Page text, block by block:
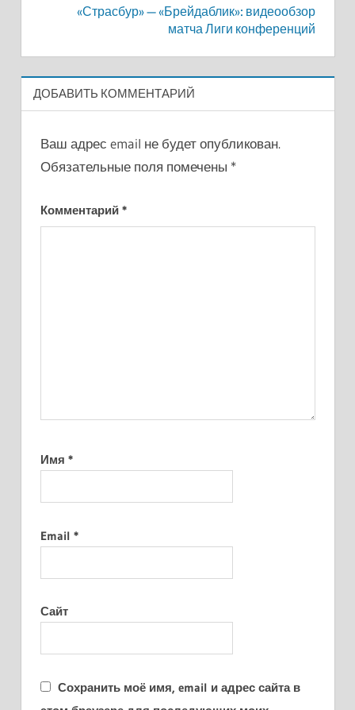
«Страсбур» — «Брейдаблик»: видеообзор
матча Лиги конференций
ДОБАВИТЬ КОММЕНТАРИЙ
Ваш адрес email не будет опубликован.
Обязательные поля помечены *
Комментарий *
Имя *
Email *
Сайт
Сохранить моё имя, email и адрес сайта в